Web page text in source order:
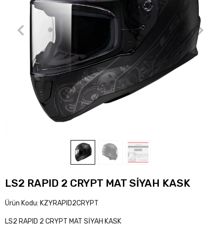
LS2 RAPID 2 CRYPT MAT SİYAH KASK
Ürün Kodu: KZYRAPID2CRYPT
LS2 RAPID 2 CRYPT MAT SİYAH KASK